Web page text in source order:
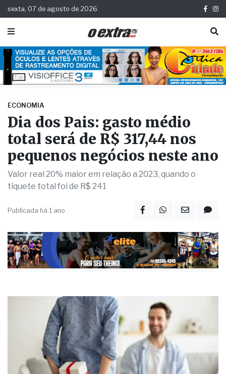
sexta, 07 de agosto de 2026
ECONOMIA
Dia dos Pais: gasto médio
total será de R$ 317,44 nos
pequenos negócios neste ano
Valor real 20% maior em relação a 2023, quando o
tíquete total foi de R$ 241
Publicada há 1 ano